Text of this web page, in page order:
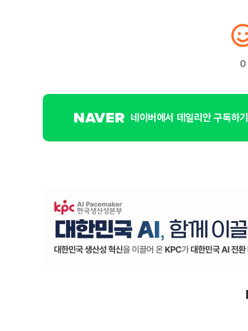
0
네이버에서 데일리안 구독하기